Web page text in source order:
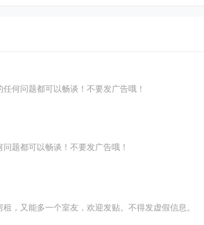
何问题都可以畅谈！不要发广告哦！
题都可以畅谈！不要发广告哦！
，又能多一个室友，欢迎发贴。不得发虚假信息。